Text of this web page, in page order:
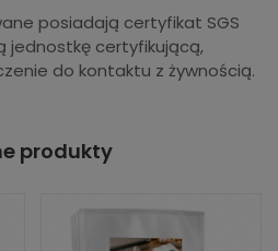
posiadają certyfikat SGS
jednostkę certyfikującą,
do kontaktu z żywnością.
produkty